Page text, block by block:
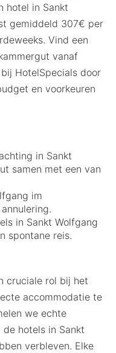
hotel in Sankt
gemiddeld 307€ per
Vind een
vanaf
HotelSpecials door
en voorkeuren
in Sankt
samen met een van
im
in Sankt Wolfgang
spontane reis.
cruciale rol bij het
accommodatie te
we echte
hotels in Sankt
verbleven. Elke